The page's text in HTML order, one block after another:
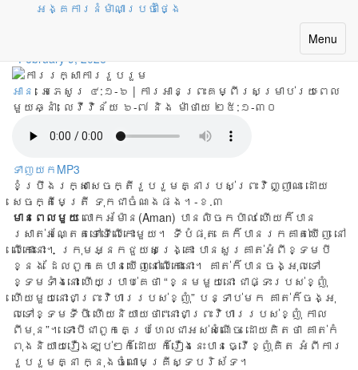
អង្គការនំម៉ាណាប្រចាំថ្ងៃ
Toggle
Menu
February 9, 2026
អាន : អេភេសូរ ៤:១-៦ | ការអានព្រះគម្ពីរសម្រាប់រយៈពេល
មួយឆ្នាំ: លេវីវិន័យ ៦-៧ និង ម៉ាថាយ ២៥:១-៣០
ទាញយកMP3
ខំ​ប្រឹង​រក្សា​សេចក្តី​រួបរួម​គ្នា​របស់​ព្រះវិញ្ញាណ ដោយ​
សេចក្តី​មេត្រី ទុក​ជា​ចំណង​ផង។-ខ.៣
មា នពេ​លមួ​យ លោក​អ័ម៉ាន(Aman) បាន​លិច​កប៉ាល់ ហើយ​ក៏​បាន​
រសាត់​អណ្តែត​ទៅ​ទើលើ​កោះមួ​យ។ ទីបំ​ផុត គេ​ក៏​បាន​រ​កគា​ត់ឃើ​ញ នៅ​
លើ​កោះនោះ​។​ ក្រុម​អ្នក​ជួយ​សង្រ្គោះ ​បាន​សួរ​គាត់​អំពី​ខ្ទ​មបី​
ខ្ន​ង ដែល​ពួក​គេ​បាន​ឃើ​ញនៅលើកោះ​នោះ​។ គា​​ត់ក៏​បាន​ច​ង្អុល​ទៅ​
ខ្ទម​ទាំង​នោះ ហើយ​ប្រាប់​គេ​ថា​ “ខ្នម​មួយ​នោះ ​ជាផ្ទះ​រប​ស់ខ្ញុំ​
ហើយ​មួយ​នោះ​ជាព្រះវិហាររ​បស់​ខ្ញុំ” បន្ទាប់​មក ​គាត់​ក៏​ចង្អុ​
ល​ទៅខ្ទ​មទី​បី​ ហើយនិ​យាយ​ថា ​“នោះ​ជាព្រះ​​វិហារ​របស់​ខ្ញុំ កាល​
ពីមុ​ន”។ ទោះ​​បីជាពួក​គេ​ប្រហែល​ជា​អស់​សំ​ណើច ដោយគិ​តថា​ គាត់កំ​
ពុង​និយាយ​រឿង​ឡប់​ៗ​ក៏ដោយ ក៏​រឿង​នេះ​បាន​ធ្វើខ្ញុំ​គិត​ អំពី​ការ​
រួប​រួ​មគ្នា​ ក្នុង​ចំណោ​មគ្រី​ស្ទ​ប​រិស័ទ។​